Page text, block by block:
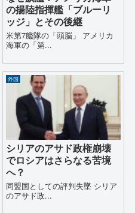
の揚陸指揮艦「ブルーリ
ッジ」とその後継
米第7艦隊の「頭脳」 アメリカ
海軍の「第...
外国
シリアのアサド政権崩壊
でロシアはさらなる苦境
へ？
同盟国としての評判失墜 シリア
のアサド政...